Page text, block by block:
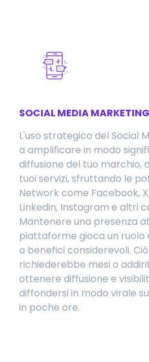
SOCIAL MEDIA
L'uso strategico del Social
a amplificare in modo
diffusione del tuo marchio,
tuoi servizi, sfruttando le
Network come Facebook,
Linkedin, Instagram e altri
Mantenere una presenza
piattaforme gioca un
a benefici considerevoli.
richiederebbe mesi o
ottenere diffusione e
diffondersi in modo virale
in poche ore.